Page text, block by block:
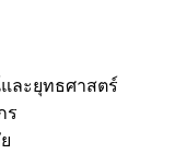
ละยุทธศาสตร์
ร